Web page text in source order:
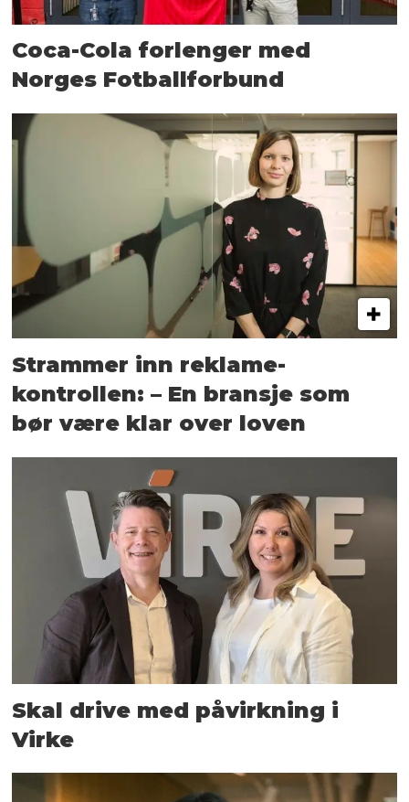
Coca-Cola forlenger med
Norges Fotballforbund
Strammer inn reklame-
kontrollen: – En bransje som
bør være klar over loven
Skal drive med påvirkning i
Virke